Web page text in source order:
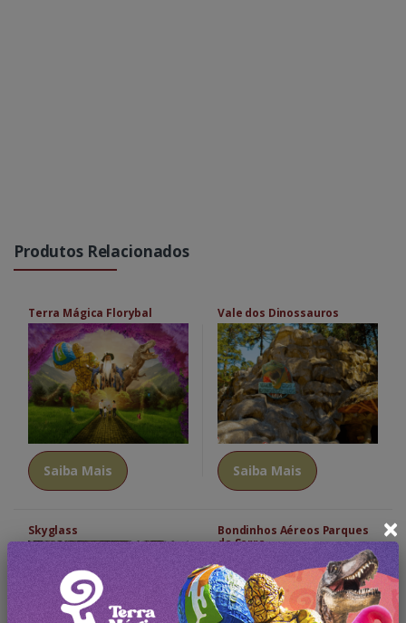
Produtos Relacionados
Terra Mágica Florybal
Saiba Mais
Vale dos Dinossauros
Saiba Mais
Skyglass
Bondinhos Aéreos Parques
da Serra
×